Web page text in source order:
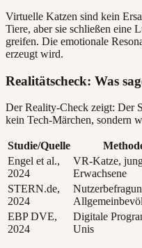
Virtuelle Katzen sind kein
Tiere, aber sie schließen eine
greifen. Die emotionale
erzeugt wird.
Realitätscheck: Was
Der Reality-Check zeigt: Der
kein Tech-Märchen, sondern
Studie/Quelle
Engel et al.,
2024
VR-Katze,
Erwachsene
STERN.de,
2024
EBP DVE,
2024
Digitale
Unis